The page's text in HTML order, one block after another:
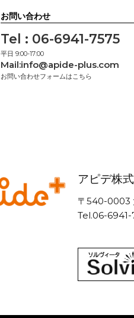
お問い合わせ
Tel : 06-6941-7575
平日 9:00-17:00
Mail:info@apide-plus.com
お問い合わせフォームはこちら
アピデ株
〒540-0003
Tel.06-6941-